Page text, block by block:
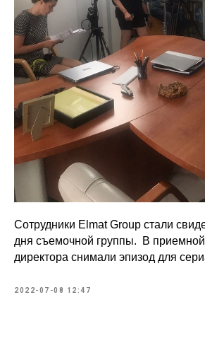
Сотрудники Elmat Group стали
дня съемочной группы. В приемной
директора снимали эпизод для
2022-07-08 12:47